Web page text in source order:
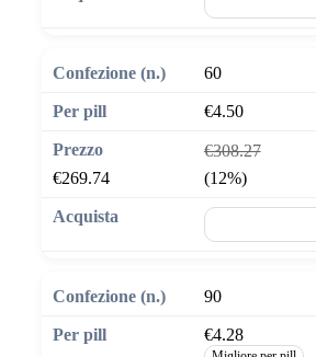
60
€4.50
€308.27
€269.74
(12%)
90
€4.28